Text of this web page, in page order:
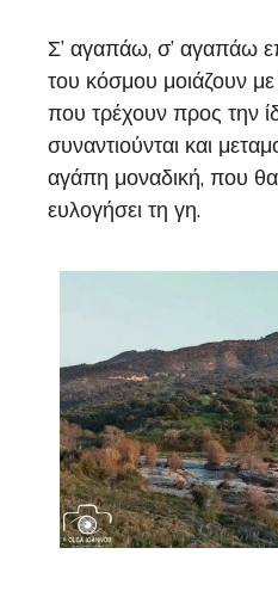
Σ’ αγαπάω, σ’ αγαπάω
του κόσμου μοιάζουν
που τρέχουν προς την
συναντιούνται και
αγάπη μοναδική, που θα
ευλογήσει τη γη.